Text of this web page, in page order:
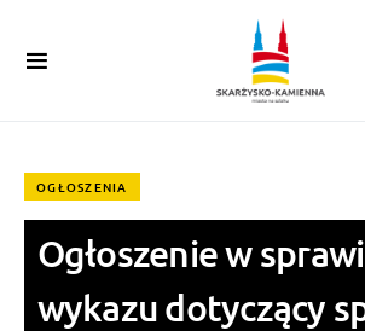
OGŁOSZENIA
Ogłoszenie w
wykazu dotyczący